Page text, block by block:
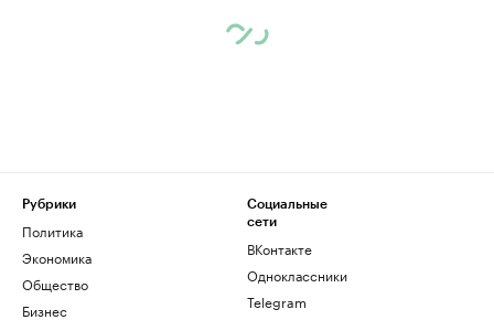
Рубрики
Политика
Экономика
Общество
Бизнес
Социальные
сети
ВКонтакте
Одноклассники
Telegram